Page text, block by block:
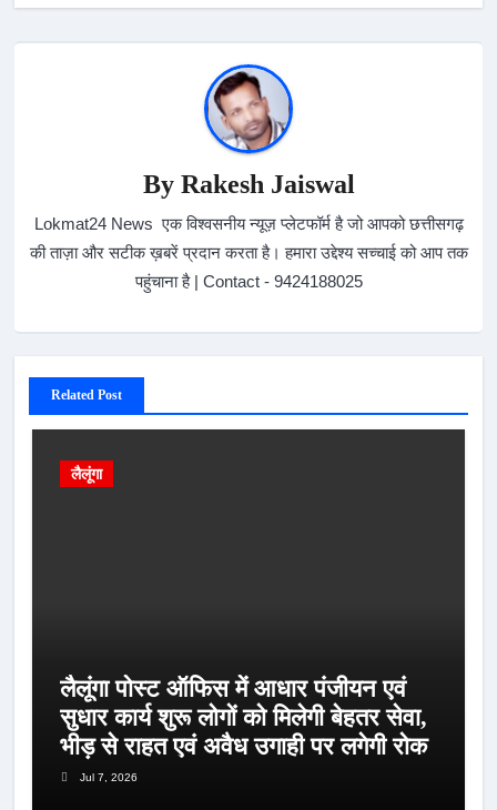
By Rakesh Jaiswal
Lokmat24 News एक विश्वसनीय न्यूज़ प्लेटफॉर्म है जो आपको छत्तीसगढ़
की ताज़ा और सटीक ख़बरें प्रदान करता है। हमारा उद्देश्य सच्चाई को आप तक
पहुंचाना है | Contact - 9424188025
Related Post
लैलूंगा
लैलूंगा पोस्ट ऑफिस में आधार पंजीयन एवं
सुधार कार्य शुरू लोगों को मिलेगी बेहतर सेवा,
भीड़ से राहत एवं अवैध उगाही पर लगेगी रोक
Jul 7, 2026